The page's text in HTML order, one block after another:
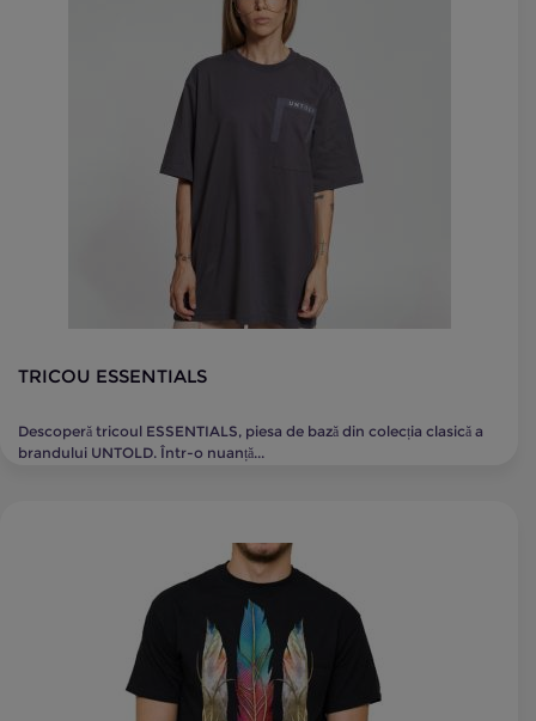
TRICOU ESSENTIALS
Descoperă tricoul ESSENTIALS, piesa de bază din colecția clasică a
brandului UNTOLD. Într-o nuanță...